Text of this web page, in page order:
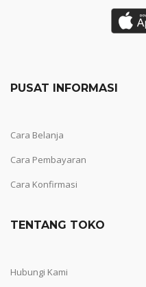
PUSAT INFORMASI
Cara Belanja
Cara Pembayaran
Cara Konfirmasi
TENTANG TOKO
Hubungi Kami